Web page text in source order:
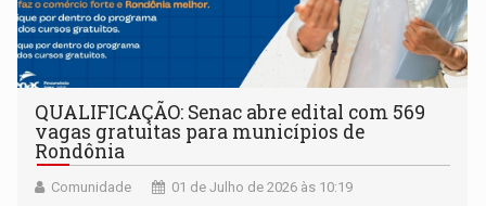
QUALIFICAÇÃO: Senac abre edital com 569
vagas gratuitas para municípios de
Rondônia
Comunidade 01 de Julho de 2026 às 10:19